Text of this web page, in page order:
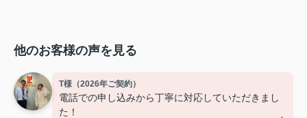
他のお客様の声を見る
T様（2026年ご契約）
電話での申し込みから丁寧に対応していただきまし
た！